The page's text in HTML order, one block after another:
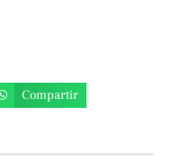
Compartir